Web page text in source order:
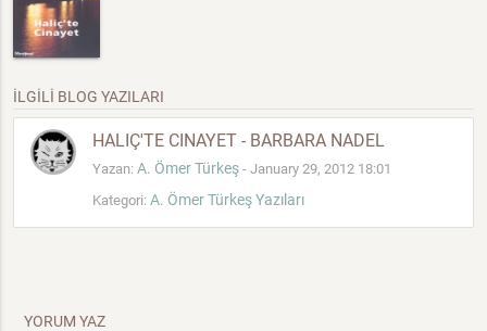
İLGİLİ BLOG YAZILARI
HALIÇ'TE CINAYET - BARBARA NADEL
Yazan: A. Ömer Türkeş - January 29, 2012 18:01
Kategori: A. Ömer Türkeş Yazıları
YORUM YAZ